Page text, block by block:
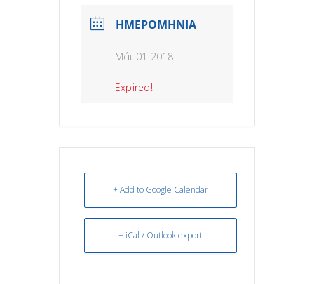
ΗΜΕΡΟΜΗΝΙΑ
Μάι 01 2018
Expired!
+ Add to Google Calendar
+ iCal / Outlook export